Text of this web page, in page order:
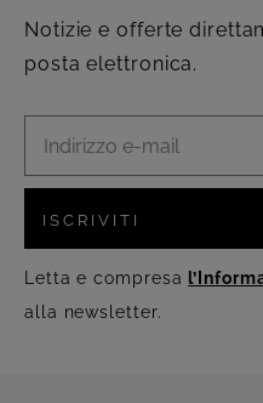
Notizie e offerte
posta elettronica.
ISCRIVITI
Letta e compresa
alla newsletter.